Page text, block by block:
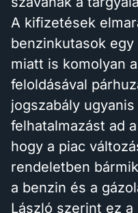
A kifizetések
benzinkutasok
miatt is komolyan
feloldásával
jogszabály
felhatalmazást ad
hogy a piac
rendeletben
a benzin és a
László szerint ez a